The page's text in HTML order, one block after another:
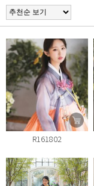
R161802